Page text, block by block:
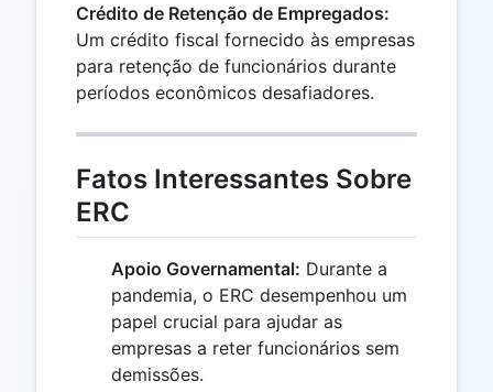
Crédito de Retenção de Empregados:
Um crédito fiscal fornecido às empresas
para retenção de funcionários durante
períodos econômicos desafiadores.
Fatos Interessantes Sobre
ERC
Apoio Governamental: Durante a
pandemia, o ERC desempenhou um
papel crucial para ajudar as
empresas a reter funcionários sem
demissões.